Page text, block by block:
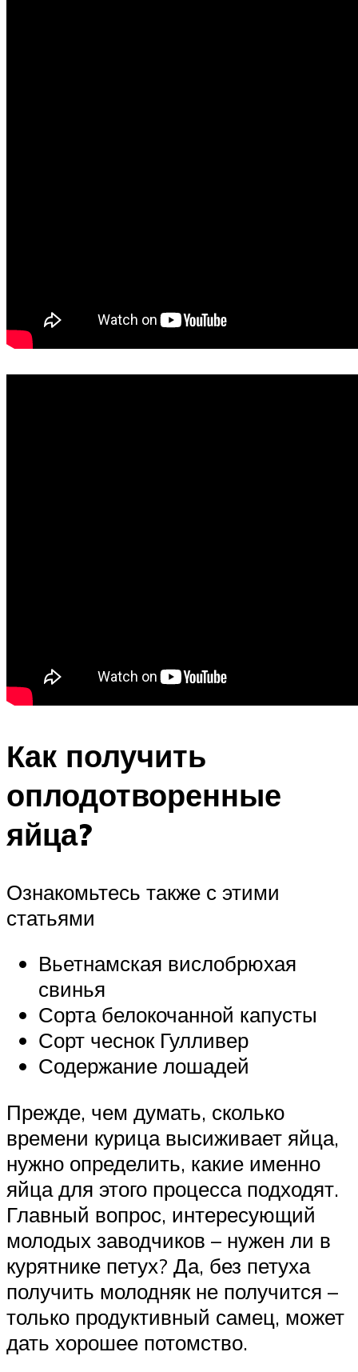
Как получить
оплодотворенные
яйца?
Ознакомьтесь также с этими
статьями
Вьетнамская вислобрюхая
свинья
Сорта белокочанной капусты
Сорт чеснок Гулливер
Содержание лошадей
Прежде, чем думать, сколько
времени курица высиживает яйца,
нужно определить, какие именно
яйца для этого процесса подходят.
Главный вопрос, интересующий
молодых заводчиков – нужен ли в
курятнике петух? Да, без петуха
получить молодняк не получится –
только продуктивный самец, может
дать хорошее потомство.